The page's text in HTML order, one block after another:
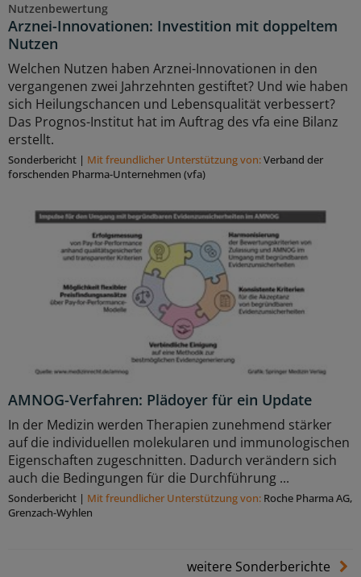
Nutzenbewertung
Arznei-Innovationen: Investition mit doppeltem
Nutzen
Welchen Nutzen haben Arznei-Innovationen in den
vergangenen zwei Jahrzehnten gestiftet? Und wie haben
sich Heilungschancen und Lebensqualität verbessert?
Das Prognos-Institut hat im Auftrag des vfa eine Bilanz
erstellt.
Sonderbericht | Mit freundlicher Unterstützung von:Verband der
forschenden Pharma-Unternehmen (vfa)
AMNOG-Verfahren: Plädoyer für ein Update
In der Medizin werden Therapien zunehmend stärker
auf die individuellen molekularen und immunologischen
Eigenschaften zugeschnitten. Dadurch verändern sich
auch die Bedingungen für die Durchführung ...
Sonderbericht | Mit freundlicher Unterstützung von: Roche Pharma AG,
Grenzach-Wyhlen
weitere Sonderberichte